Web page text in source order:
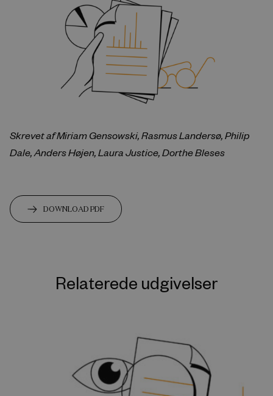
Skrevet af Miriam Gensowski, Rasmus Landersø, Philip
Dale, Anders Højen, Laura Justice, Dorthe Bleses
DOWNLOAD PDF
Relaterede udgivelser